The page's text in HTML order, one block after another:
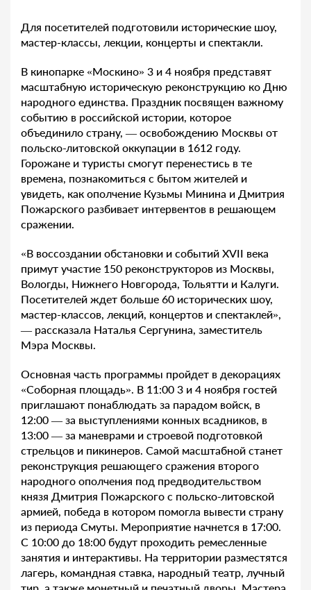
Для посетителей подготовили исторические шоу,
мастер-классы, лекции, концерты и спектакли.
В кинопарке «Москино» 3 и 4 ноября представят
масштабную историческую реконструкцию ко Дню
народного единства. Праздник посвящен важному
событию в российской истории, которое
объединило страну, — освобождению Москвы от
польско-литовской оккупации в 1612 году.
Горожане и туристы смогут перенестись в те
времена, познакомиться с бытом жителей и
увидеть, как ополчение Кузьмы Минина и Дмитрия
Пожарского разбивает интервентов в решающем
сражении.
«В воссоздании обстановки и событий XVII века
примут участие 150 реконструкторов из Москвы,
Вологды, Нижнего Новгорода, Тольятти и Калуги.
Посетителей ждет больше 60 исторических шоу,
мастер-классов, лекций, концертов и спектаклей»,
— рассказала Наталья Сергунина, заместитель
Мэра Москвы.
Основная часть программы пройдет в декорациях
«Соборная площадь». В 11:00 3 и 4 ноября гостей
приглашают понаблюдать за парадом войск, в
12:00 — за выступлениями конных всадников, в
13:00 — за маневрами и строевой подготовкой
стрельцов и пикинеров. Самой масштабной станет
реконструкция решающего сражения второго
народного ополчения под предводительством
князя Дмитрия Пожарского с польско-литовской
армией, победа в котором помогла вывести страну
из периода Смуты. Мероприятие начнется в 17:00.
С 10:00 до 18:00 будут проходить ремесленные
занятия и интерактивы. На территории разместятся
лагерь, командная ставка, народный театр, лучный